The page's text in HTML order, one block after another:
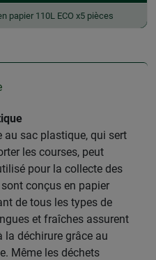
papier 110L ECO x5 pièces
au sac plastique, qui sert
les courses, peut
pour la collecte des
conçus en papier
de tous les types de
et fraîches assurent
déchirure grâce au
Même les déchets